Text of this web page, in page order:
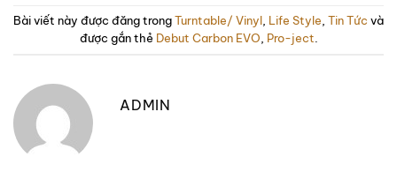
Bài viết này được đăng trongTurntable/ Vinyl, Life Style, Tin Tức và
được gắn thẻ Debut Carbon EVO, Pro-ject.
ADMIN